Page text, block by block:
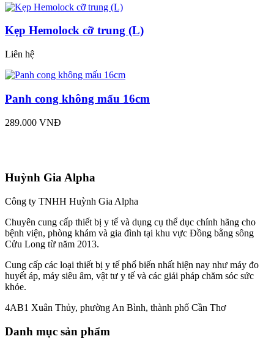
Kẹp Hemolock cỡ trung (L)
Liên hệ
Panh cong không mấu 16cm
289.000 VNĐ
Huỳnh Gia Alpha
Công ty TNHH Huỳnh Gia Alpha
Chuyên cung cấp thiết bị y tế và dụng cụ thể dục chính hãng cho
bệnh viện, phòng khám và gia đình tại khu vực Đồng bằng sông
Cửu Long từ năm 2013.
Cung cấp các loại thiết bị y tế phổ biến nhất hiện nay như máy đo
huyết áp, máy siêu âm, vật tư y tế và các giải pháp chăm sóc sức
khỏe.
4AB1 Xuân Thủy, phường An Bình, thành phố Cần Thơ
Danh mục sản phẩm